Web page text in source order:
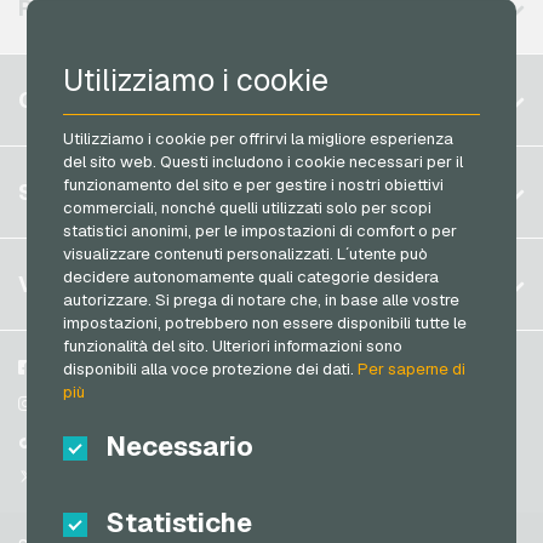
Utilizziamo i cookie
Utilizziamo i cookie per offrirvi la migliore esperienza
del sito web. Questi includono i cookie necessari per il
funzionamento del sito e per gestire i nostri obiettivi
commerciali, nonché quelli utilizzati solo per scopi
statistici anonimi, per le impostazioni di comfort o per
visualizzare contenuti personalizzati. L´utente può
decidere autonomamente quali categorie desidera
autorizzare. Si prega di notare che, in base alle vostre
impostazioni, potrebbero non essere disponibili tutte le
funzionalità del sito. Ulteriori informazioni sono
disponibili alla voce protezione dei dati.Per saperne di
più
Necessario
Statistiche
Saturn Buoni regalo
Shell Buoni regalo
Spotify Premium Buoni regalo
Thalia Buoni regalo
TikTok Buoni regalo
toom Buoni regalo
Wolt Buoni regalo
World of Sweets Buoni regalo
Wunschgutschein Buoni regalo
Zalando Buoni regalo
Razer Gold Carte di pagamento
Transcash Carte di pagamento
REGIONI DISPONIBILI
Belgio
Germania (DE)
Germania (EN)
Francia
Italia
Paesi Bassi
Austria
Portogallo
Svizzera (DE)
Svizzera (IT)
CONTO
Registrati
Accedi
Il mio carrello
SERVIZIO
FAQ
Metodi di pagamento
Termini & Condizioni&Diritto di recesso
Protezione dei dati
VGO-SHOP
Su di noi
Partner
Facebook
Instagram
TikTok